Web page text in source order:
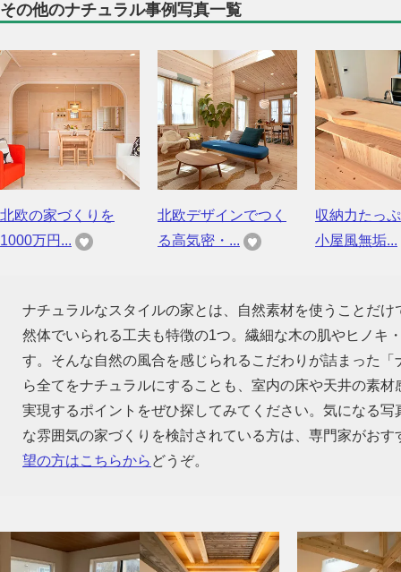
その他のナチュラル事例写真一覧
北欧の家づくりを
1000万円...
北欧デザインでつく
る高気密・...
収納力たっ
小屋風無垢...
ナチュラルなスタイルの家とは、自然素材を使うことだ
然体でいられる工夫も特徴の1つ。繊細な木の肌やヒノキ
す。そんな自然の風合を感じられるこだわりが詰まった
ら全てをナチュラルにすることも、室内の床や天井の素
実現するポイントをぜひ探してみてください。気になる
な雰囲気の家づくりを検討されている方は、専門家がお
望の方はこちらから どうぞ。